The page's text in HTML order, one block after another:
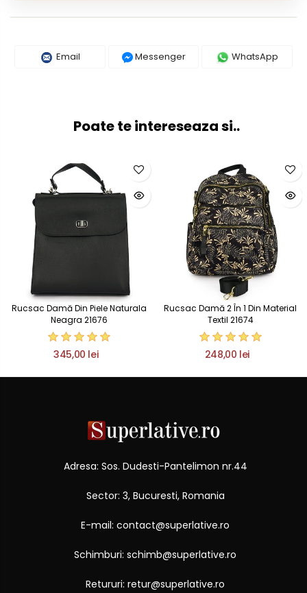
Email Messenger WhatsApp
Poate te intereseaza si..
Rucsac Damă Din Piele Naturala
Neagra 21676
345,00 lei
Rucsac Damă 2 În 1 Din Material
Textil 21674
248,00 lei
Adresa: Sos. Dudesti-Pantelimon nr.44
Sector: 3, Bucuresti, Romania
E-mail: contact@superlative.ro
Schimburi: schimb@superlative.ro
Retururi: retur@superlative.ro